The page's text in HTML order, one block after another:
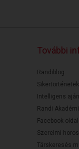
További
Randiblog
Sikertörténetek
Intelligens
Randi
Facebook
Szerelmi
Társkeresés